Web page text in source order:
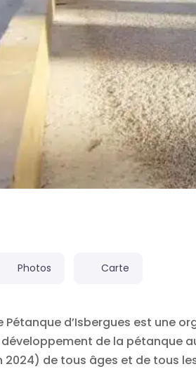
Photos Carte
Pétanque d’Isbergues est une
de la pétanque
2024) de tous âges et de tous